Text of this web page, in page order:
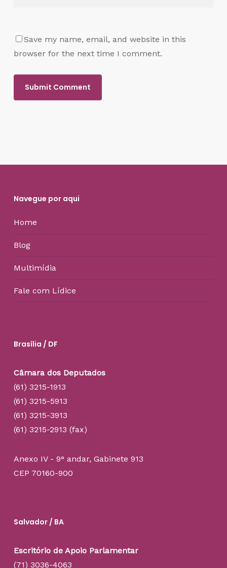
Save my name, email, and website in this
browser for the next time I comment.
Navegue por aqui
Home
Blog
Multimídia
Fale com Lídice
Brasília / DF
Câmara dos Deputados
(61) 3215-1913
(61) 3215-5913
(61) 3215-3913
(61) 3215-2913 (fax)
Anexo IV - 9° andar, Gabinete 913
CEP 70160-900
Salvador / BA
Escritório de Apoio Parlamentar
(71) 3036-4063